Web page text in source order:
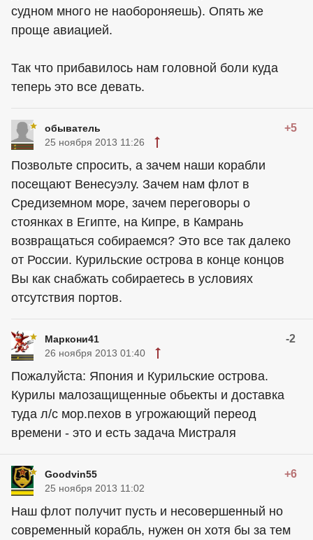
судном много не наобороняешь). Опять же
проще авиацией.
Так что прибавилось нам головной боли куда
теперь это все девать.
обыватель +5
25 ноября 2013 11:26
Позвольте спросить, а зачем наши корабли
посещают Венесуэлу. Зачем нам флот в
Средиземном море, зачем переговоры о
стоянках в Египте, на Кипре, в Камрань
возвращаться собираемся? Это все так далеко
от России. Курильские острова в конце концов
Вы как снабжать собираетесь в условиях
отсутствия портов.
Маркони41 -2
26 ноября 2013 01:40
Пожалуйста: Япония и Курильские острова.
Курилы малозащищенные обьекты и доставка
туда л/с мор.пехов в угрожающий переод
времени - это и есть задача Мистраля
Goodvin55 +6
25 ноября 2013 11:02
Наш флот получит пусть и несовершенный но
современный корабль, нужен он хотя бы за тем